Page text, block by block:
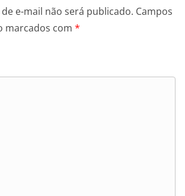
e-mail não será publicado. Campos
marcados com *